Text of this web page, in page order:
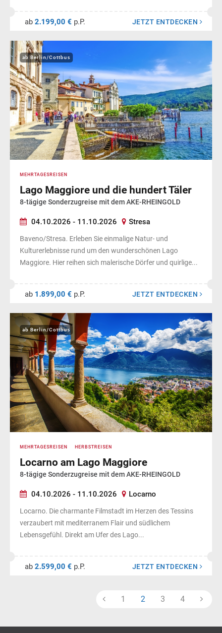
ab 2.199,00 € p.P. JETZT ENTDECKEN
ab Berlin/Cottbus
MEHRTAGESREISEN
Lago Maggiore und die hundert Täler
8-tägige Sonderzugreise mit dem AKE-RHEINGOLD
04.10.2026 - 11.10.2026 Stresa
Baveno/Stresa. Erleben Sie einmalige Natur- und
Kulturerlebnisse rund um den wunderschönen Lago
Maggiore. Hier reihen sich malerische Dörfer und quirlige...
ab 1.899,00 € p.P. JETZT ENTDECKEN
ab Berlin/Cottbus
MEHRTAGESREISEN HERBSTREISEN
Locarno am Lago Maggiore
8-tägige Sonderzugreise mit dem AKE-RHEINGOLD
04.10.2026 - 11.10.2026 Locarno
Locarno. Die charmante Filmstadt im Herzen des Tessins
verzaubert mit mediterranem Flair und südlichem
Lebensgefühl. Direkt am Ufer des Lago...
ab 2.599,00 € p.P. JETZT ENTDECKEN
1 2 3 4